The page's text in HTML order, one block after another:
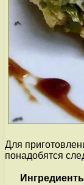
Для
понадобятся